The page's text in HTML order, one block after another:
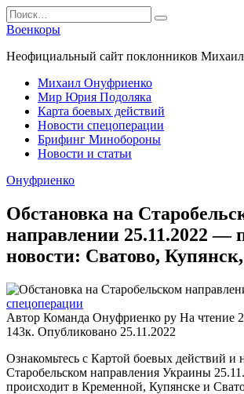
Перейти
к
содержанию
Search
for:
Военкоры
Неофициальный сайт поклонников
Михаил Онуфриенко
Мир Юрия Подоляка
Карта боевых действий
Новости спецоперации
Брифинг Минобороны
Новости и статьи
Онуфриенко
Обстановка на
направлении 25.11.2022 —
новости: Сватово,
спецоперации
Автор Команда Онуфриенко ру На чтение
143к. Опубликовано 25.11.2022
Ознакомьтесь с Картой боевых действий и
Старобельском направления Украины
происходит в Кременной, Купянске и